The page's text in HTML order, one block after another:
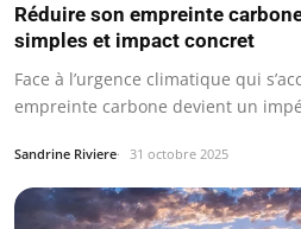
Réduire son empreinte
simples et impact concret
Face à l’urgence climatique qui
empreinte carbone devient un
Sandrine Riviere 31 octobre 2025